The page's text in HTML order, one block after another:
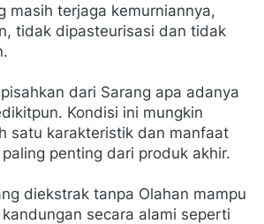
masih terjaga kemurniannya,
tidak dipasteurisasi dan tidak
dari Sarang apa adanya
Kondisi ini mungkin
satu karakteristik dan manfaat
penting dari produk akhir.
diekstrak tanpa Olahan mampu
secara alami seperti